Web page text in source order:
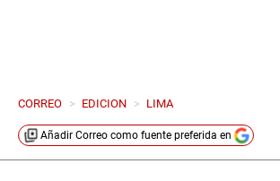
CORREO > EDICION > LIMA
Añadir Correo como fuente preferida en